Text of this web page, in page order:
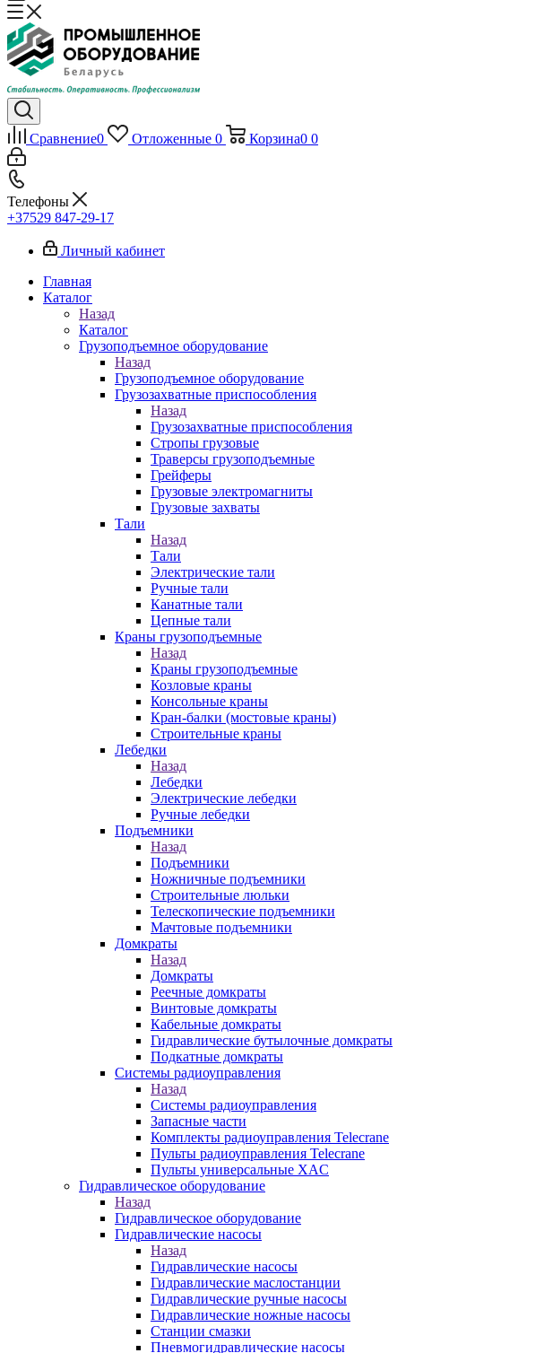
Сравнение0 Отложенные 0 Корзина0 0
Телефоны
+37529 847-29-17‬
Личный кабинет
Главная
Каталог
Назад
Каталог
Грузоподъемное оборудование
Назад
Грузоподъемное оборудование
Грузозахватные приспособления
Назад
Грузозахватные приспособления
Стропы грузовые
Траверсы грузоподъемные
Грейферы
Грузовые электромагниты
Грузовые захваты
Тали
Назад
Тали
Электрические тали
Ручные тали
Канатные тали
Цепные тали
Краны грузоподъемные
Назад
Краны грузоподъемные
Козловые краны
Консольные краны
Кран-балки (мостовые краны)
Строительные краны
Лебедки
Назад
Лебедки
Электрические лебедки
Ручные лебедки
Подъемники
Назад
Подъемники
Ножничные подъемники
Строительные люльки
Телескопические подъемники
Мачтовые подъемники
Домкраты
Назад
Домкраты
Реечные домкраты
Винтовые домкраты
Кабельные домкраты
Гидравлические бутылочные домкраты
Подкатные домкраты
Системы радиоуправления
Назад
Системы радиоуправления
Запасные части
Комплекты радиоуправления Telecrane
Пульты радиоуправления Telecrane
Пульты универсальные XAC
Гидравлическое оборудование
Назад
Гидравлическое оборудование
Гидравлические насосы
Назад
Гидравлические насосы
Гидравлические маслостанции
Гидравлические ручные насосы
Гидравлические ножные насосы
Станции смазки
Пневмогидравлические насосы